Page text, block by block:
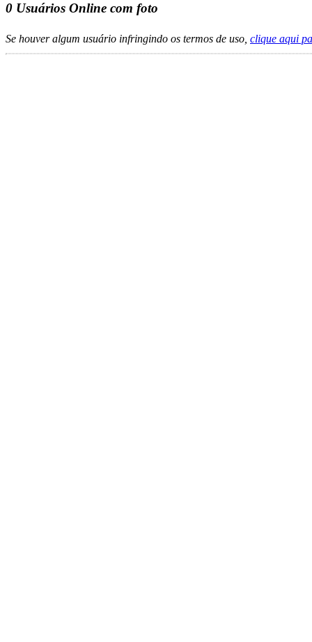
0 Usuários Online com foto
Se houver algum usuário infringindo os termos de uso, clique aqui